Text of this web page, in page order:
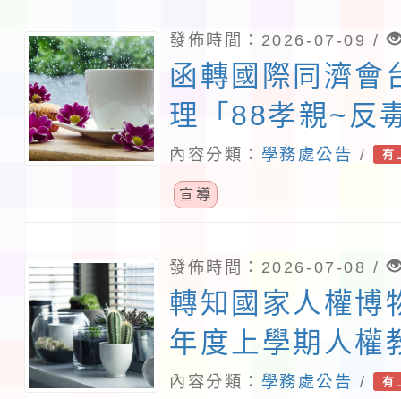
發佈時間：2026-07-09 /
函轉國際同濟會
理「88孝親~反
騙~反霸凌~公
CPR暨操作
生・希望市集」
1份，請貴校協
勵師生踴躍參加
內容分類： 學務處公告 / 有
宣導
發佈時間：2026-07-08 /
轉知國家人權博
年度上學期人權
即日起開放申請
內容分類： 學務處公告 / 有